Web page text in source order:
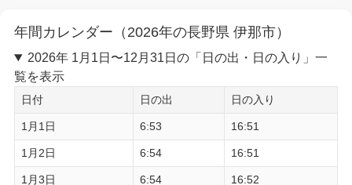
年間カレンダー（2026年の長野県 伊那市）
2026年 1月1日〜12月31日の「日の出・日の入り」一
覧を表示
日付 日の出 日の入り
1月1日 6:53 16:51
1月2日 6:54 16:51
1月3日 6:54 16:52